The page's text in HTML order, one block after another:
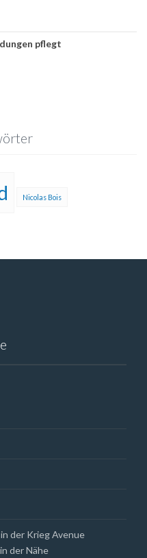
pflegt
Nicolas Bois
der Krieg Avenue
der Nähe